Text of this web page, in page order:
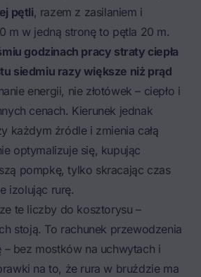
pętli, razem z zasilaniem i
m w jedną stronę to pętla 20 m.
godzinach pracy straty ciepła
siedmiu razy większe niż prąd
energii, nie złotówek – ciepło i
cenach. Kierunek jednak
każdym źródle i zmienia całą
optymalizuje się, kupując
pompkę, tylko skracając czas
izolując rurę.
te liczby do kosztorysu –
stoją. To rachunek przewodzenia
– bez mostków na uchwytach i
na to, że rura w bruździe ma